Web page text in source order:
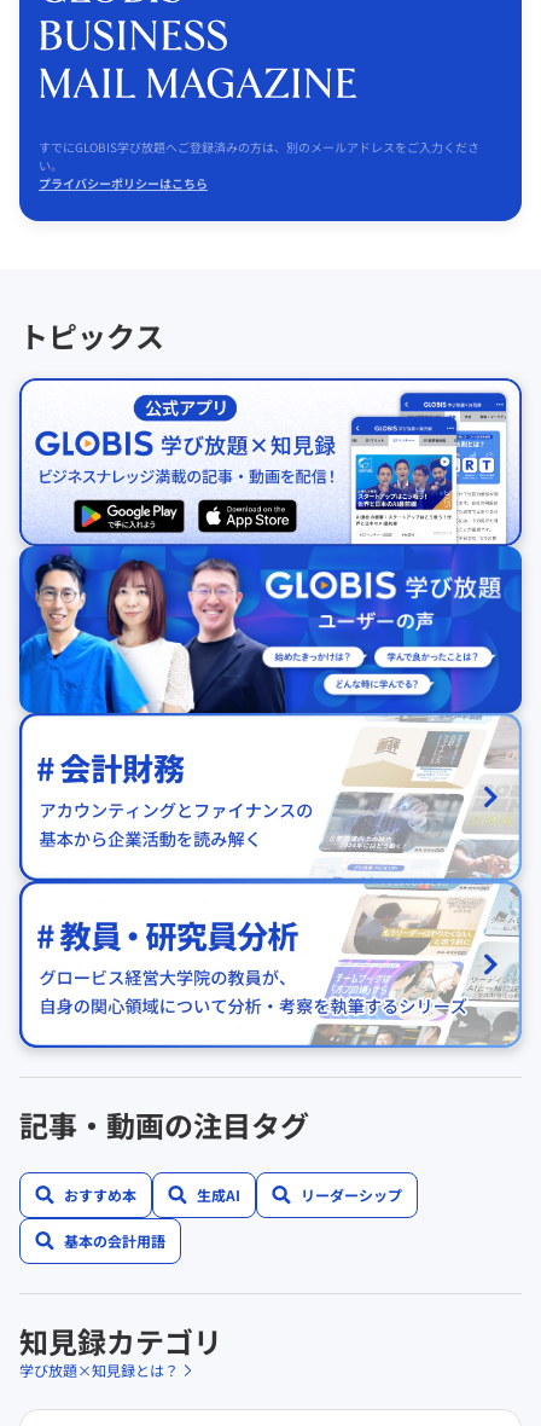
すでにGLOBIS学び放題へご登録済みの方は、別のメールアドレスをご入力くださ
い。
プライバシーポリシーはこちら
トピックス
記事・動画の注目タグ
おすすめ本 生成AI リーダーシップ
基本の会計用語
知見録カテゴリ
学び放題×知見録とは？